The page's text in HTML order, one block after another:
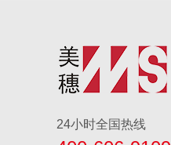
24小时全国热线